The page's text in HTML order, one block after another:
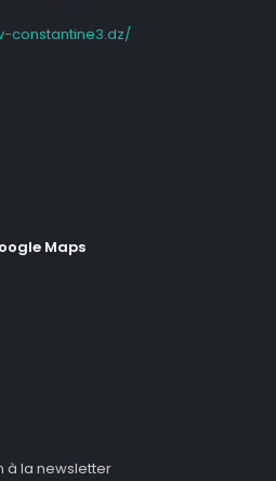
constantine3.dz/
Maps
à la newsletter